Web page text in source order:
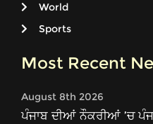
World
Sports
Most Recent
August 8th 2026
ਪੰਜਾਬ ਦੀਆਂ ਨੌਕਰੀਆਂ ’ਚ